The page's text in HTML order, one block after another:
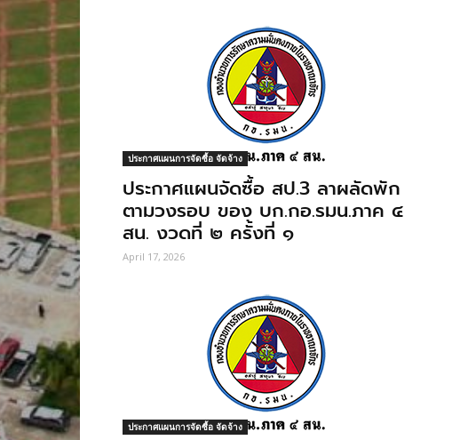
ประกาศแผนการจัดซื้อ จัดจ้าง
ประกาศแผนจัดซื้อ สป.3 ลาผลัดพัก
ตามวงรอบ ของ บก.กอ.รมน.ภาค ๔
สน. งวดที่ ๒ ครั้งที่ ๑
April 17, 2026
ประกาศแผนการจัดซื้อ จัดจ้าง